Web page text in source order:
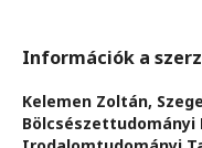
Információk a
Kelemen Zoltán,
Bölcsészettudományi